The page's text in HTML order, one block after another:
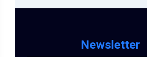
Newsletter